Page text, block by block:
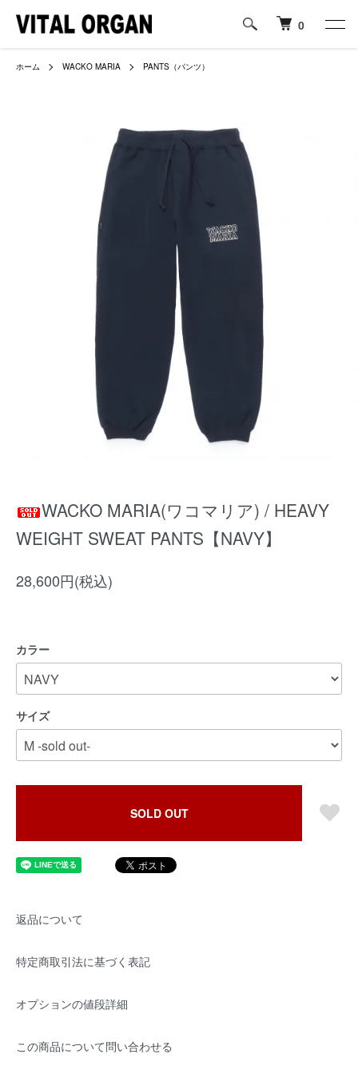
0
ホーム WACKO MARIA PANTS（パンツ）
WACKO MARIA(ワコマリア) / HEAVY
WEIGHT SWEAT PANTS【NAVY】
28,600円(税込)
カラー
サイズ
SOLD OUT
返品について
特定商取引法に基づく表記
オプションの値段詳細
この商品について問い合わせる